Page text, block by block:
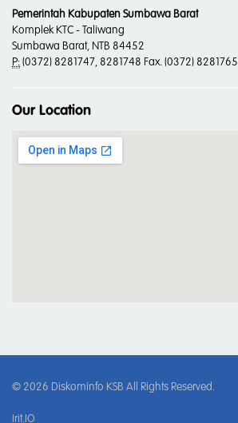
Pemerintah Kabupaten Sumbawa Barat
Komplek KTC - Taliwang
Sumbawa Barat, NTB 84452
P: (0372) 8281747, 8281748 Fax. (0372) 8281765
Our Location
© 2026 Diskominfo KSB All Rights Reserved.
Irit.IO